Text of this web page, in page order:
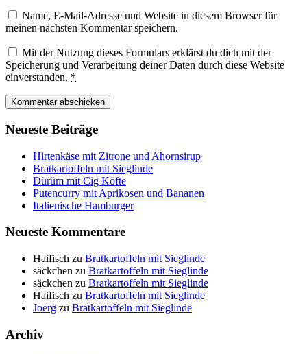
Name, E-Mail-Adresse und Website in diesem Browser für
meinen nächsten Kommentar speichern.
Mit der Nutzung dieses Formulars erklärst du dich mit der
Speicherung und Verarbeitung deiner Daten durch diese Website
einverstanden. *
Neueste Beiträge
Hirtenkäse mit Zitrone und Ahornsirup
Bratkartoffeln mit Sieglinde
Dürüm mit Cig Köfte
Putencurry mit Aprikosen und Bananen
Italienische Hamburger
Neueste Kommentare
Haifisch zu Bratkartoffeln mit Sieglinde
säckchen zu Bratkartoffeln mit Sieglinde
säckchen zu Bratkartoffeln mit Sieglinde
Haifisch zu Bratkartoffeln mit Sieglinde
Joerg zu Bratkartoffeln mit Sieglinde
Archiv